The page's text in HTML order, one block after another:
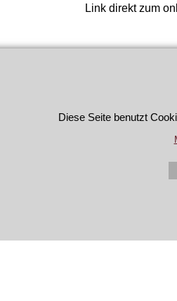
direkt zum
Diese Seite benutzt